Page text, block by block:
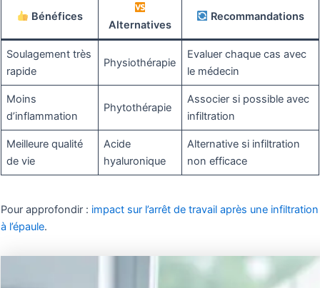
Bénéfices
Alternatives
Recommandations
Soulagement très
rapide
Physiothérapie
Evaluer chaque cas avec
le médecin
Moins
d’inflammation
Phytothérapie
Associer si possible avec
infiltration
Meilleure qualité
de vie
Acide
hyaluronique
Alternative si infiltration
non efficace
Pour approfondir : impact sur l’arrêt de travail après une infiltration
à l’épaule.